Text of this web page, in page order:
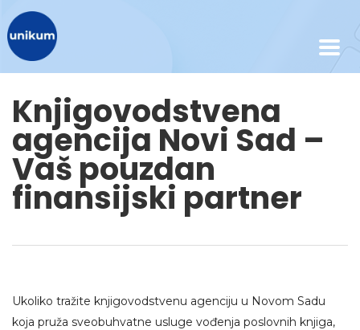
Knjigovodstvena
agencija Novi Sad –
Vaš pouzdan
finansijski partner
Ukoliko tražite knjigovodstvenu agenciju u Novom Sadu
koja pruža sveobuhvatne usluge vođenja poslovnih knjiga,